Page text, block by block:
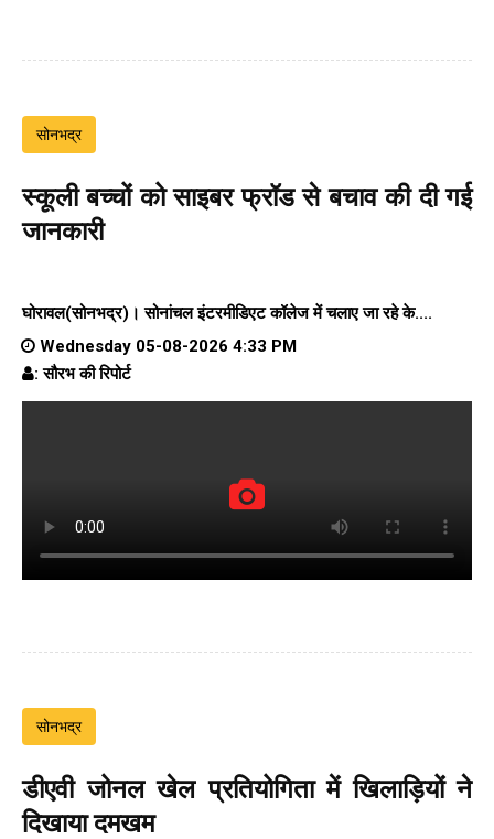
सोनभद्र
स्कूली बच्चों को साइबर फ्रॉड से बचाव की दी गई
जानकारी
घोरावल(सोनभद्र)। सोनांचल इंटरमीडिएट कॉलेजमें चलाए जा रहे के....
Wednesday 05-08-2026 4:33 PM
: सौरभ की रिपोर्ट
सोनभद्र
डीएवी जोनल खेल प्रतियोगिता में खिलाड़ियों ने
दिखाया दमखम